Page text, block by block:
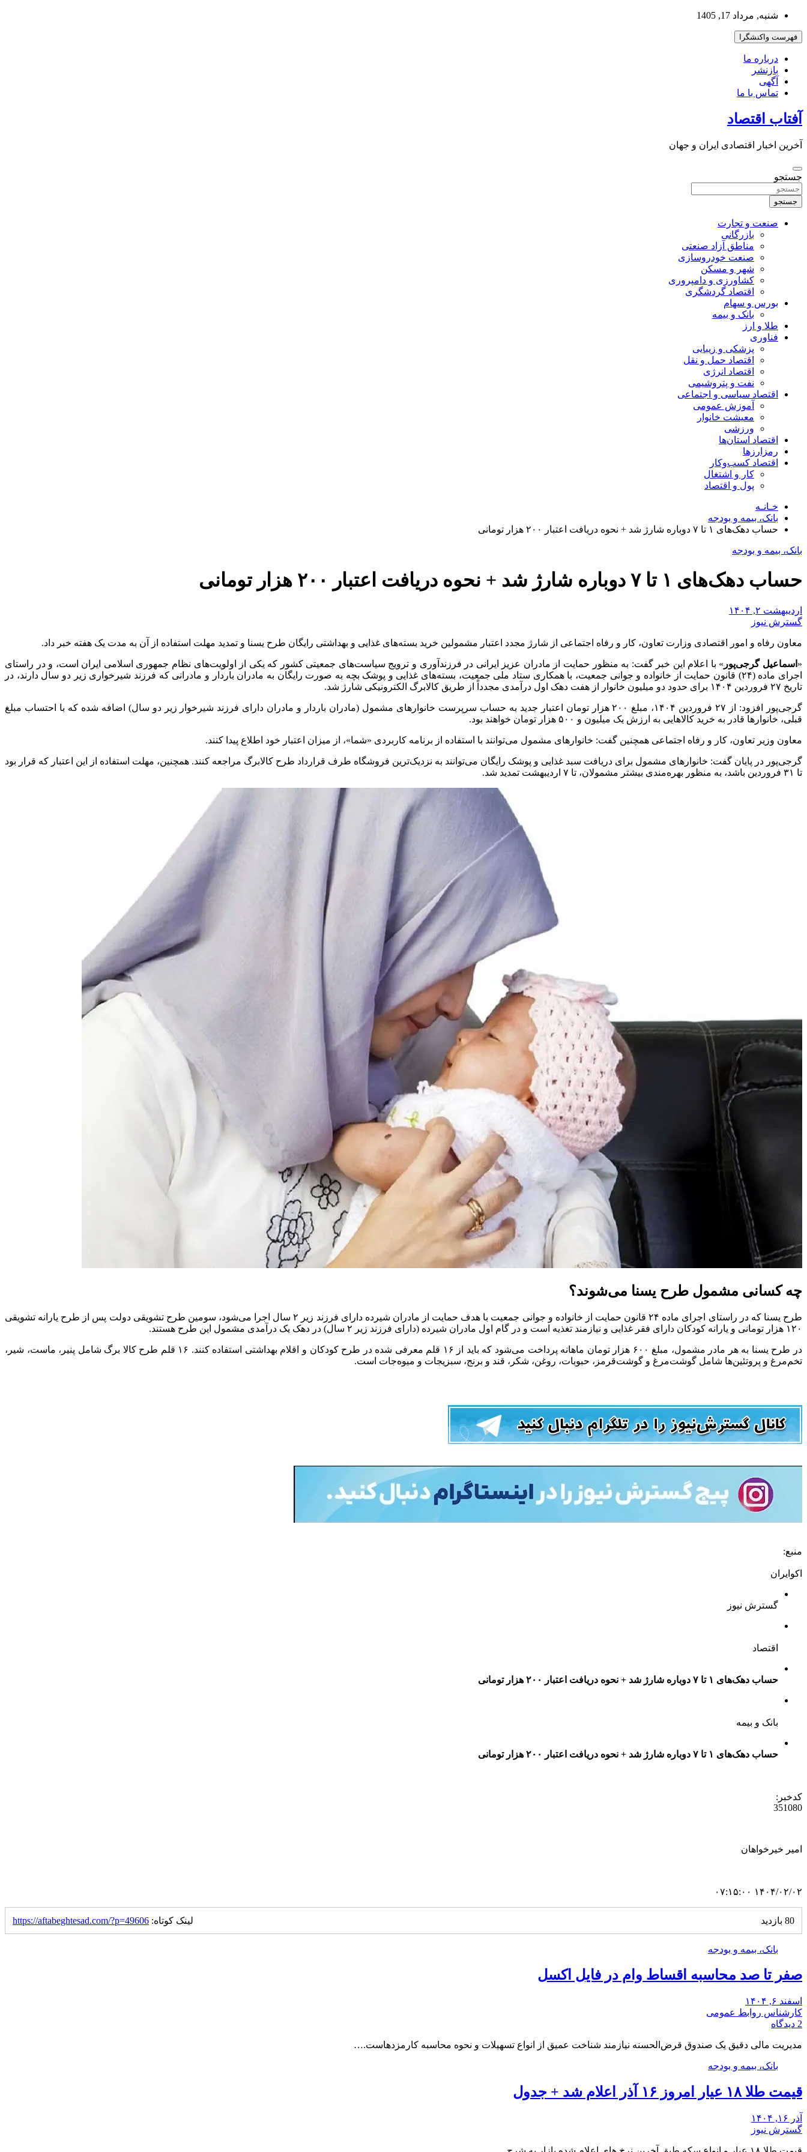
بروید
شنبه, مرداد 17, 1405
فهرست واکنشگرا
درباره ما
بازنشر
آگهی
تماس با ما
آفتاب اقتصاد
آخرین اخبار اقتصادی ایران و جهان
جستجو
جستجو
صنعت و تجارت
بازرگانی
مناطق آزاد صنعتی
صنعت خودروسازی
شهر و مسکن
کشاورزی و دامپروری
اقتصاد گردشگری
بورس و سهام
بانک و بیمه
طلا و ارز
فناوری
پزشکی و زیبایی
اقتصاد حمل و نقل
اقتصاد انرژی
نفت و پتروشیمی
اقتصاد سیاسی و اجتماعی
آموزش عمومی
معیشت خانوار
ورزشی
اقتصاد استان‌ها
رمزارزها
اقتصاد کسب‌و‌کار
کار و اشتغال
پول و اقتصاد
خـانـه
بانک، بیمه و بودجه
حساب دهک‌های ۱ تا ۷ دوباره شارژ شد + نحوه دریافت اعتبار ۲۰۰ هزار تومانی
بانک، بیمه و بودجه
حساب دهک‌های ۱ تا ۷ دوباره شارژ شد + نحوه دریافت اعتبار ۲۰۰ هزار تومانی
اردیبهشت ۲, ۱۴۰۴
گسترش نیوز
معاون رفاه و امور اقتصادی وزارت تعاون، کار و رفاه اجتماعی از شارژ مجدد اعتبار مشمولین خرید بسته‌های غذایی و بهداشتی رایگان طرح یسنا و تمدید مهلت استفاده از آن به مدت یک هفته خبر داد.
« اسماعیل گرجی‌پور » با اعلام این خبر گفت: به منظور حمایت از مادران عزیز ایرانی در فرزندآوری و ترویج سیاست‌های جمعیتی کشور که یکی از اولویت‌های نظام جمهوری اسلامی ایران است، و در راستای
اجرای ماده (۲۴) قانون حمایت از خانواده و جوانی جمعیت، با همکاری ستاد ملی جمعیت، بسته‌های غذایی و پوشک بچه به صورت رایگان به مادران باردار و مادرانی که فرزند شیرخواری زیر دو سال دارند، در
تاریخ ۲۷ فروردین ۱۴۰۴ برای حدود دو میلیون خانوار از هفت دهک اول درآمدی مجدداً از طریق کالابرگ الکترونیکی شارژ شد.
گرجی‌پور افزود: از ۲۷ فروردین ۱۴۰۴، مبلغ ۲۰۰ هزار تومان اعتبار جدید به حساب سرپرست خانوارهای مشمول (مادران باردار و مادران دارای فرزند شیرخوار زیر دو سال) اضافه شده که با احتساب مبلغ
قبلی، خانوارها قادر به خرید کالاهایی به ارزش یک میلیون و ۵۰۰ هزار تومان خواهند بود.
معاون وزیر تعاون، کار و رفاه اجتماعی همچنین گفت: خانوارهای مشمول می‌توانند با استفاده از برنامه کاربردی «شما»، از میزان اعتبار خود اطلاع پیدا کنند.
گرجی‌پور در پایان گفت: خانوارهای مشمول برای دریافت سبد غذایی و پوشک رایگان می‌توانند به نزدیک‌ترین فروشگاه طرف قرارداد طرح کالابرگ مراجعه کنند. همچنین، مهلت استفاده از این اعتبار که قرار بود
تا ۳۱ فروردین باشد، به منظور بهره‌مندی بیشتر مشمولان، تا ۷ اردیبهشت تمدید شد.
چه کسانی مشمول طرح یسنا می‌شوند؟
طرح یسنا که در راستای اجرای ماده ۲۴ قانون حمایت از خانواده و جوانی جمعیت با هدف حمایت از مادران شیرده دارای فرزند زیر ۲ سال اجرا می‌شود، سومین طرح تشویقی دولت پس از طرح یارانه تشویقی
۱۲۰ هزار تومانی و یارانه کودکان دارای فقر غذایی و نیازمند تغذیه است و در گام اول مادران شیرده (دارای فرزند زیر ۲ سال) در دهک یک درآمدی مشمول این طرح هستند.
در طرح یسنا به هر مادر مشمول، مبلغ ۶۰۰ هزار تومان ماهانه پرداخت می‌شود که باید از ۱۶ قلم معرفی شده در طرح کودکان و اقلام بهداشتی استفاده کنند. ۱۶ قلم طرح کالا برگ شامل پنیر، ماست، شیر،
تخم‌مرغ و پروتئین‌ها شامل گوشت‌‌مرغ و گوشت‌قرمز، حبوبات، روغن، شکر، قند و برنج، سبزیجات و میوه‌جات است.
منبع:
اکوایران
گسترش نیوز
اقتصاد
حساب دهک‌های ۱ تا ۷ دوباره شارژ شد + نحوه دریافت اعتبار ۲۰۰ هزار تومانی
بانک و بیمه
حساب دهک‌های ۱ تا ۷ دوباره شارژ شد + نحوه دریافت اعتبار ۲۰۰ هزار تومانی
کدخبر:
351080
امیر خیرخواهان
۱۴۰۴/۰۲/۰۲ ۰۷:۱۵:۰۰
80 بازدید لینک کوتاه: https://aftabeghtesad.com/?p=49606
بانک، بیمه و بودجه
صفر تا صد محاسبه اقساط وام در فایل اکسل
اسفند ۶, ۱۴۰۴
کارشناس روابط عمومی
2 دیدگاه
مدیریت مالی دقیق یک صندوق قرض‌الحسنه نیازمند شناخت عمیق از انواع تسهیلات و نحوه محاسبه کارمزدهاست.…
بانک، بیمه و بودجه
قیمت طلا ۱۸ عیار امروز ۱۶ آذر اعلام شد + جدول
آذر ۱۶, ۱۴۰۴
گسترش نیوز